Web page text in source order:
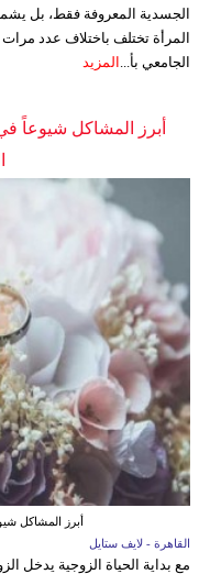
الجسدية المعروفة فقط، بل
المرأة تختلف باختلاف عدد
الجامعي بأ... المزيد
أبرز المشاكل شيوعاً
أبرز المشاكل
القاهرة - لايف ستايل
مع بداية الحياة الزوجية يدخل